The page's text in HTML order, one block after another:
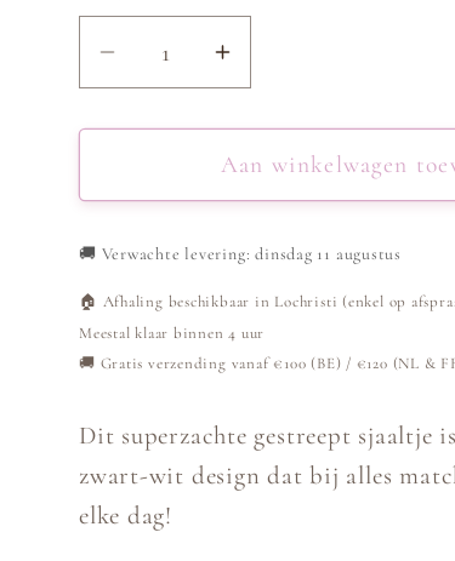
Aantal
verlagen
voor
Triangle
-
Zwart/Wit
Aantal
verhogen
voor
Sjaaltje
Triangle
-
Zwart/Wit
Aan winkelwagen
🚚 Verwachte levering: dinsdag 11 augustus
🏠 Afhaling beschikbaar in Lochristi (enkel op
Meestal klaar binnen 4 uur
🚚 Gratis verzending vanaf €100 (BE) / €120 (NL &
Dit superzachte gestreept sjaaltje
zwart-wit design dat bij alles
elke dag!